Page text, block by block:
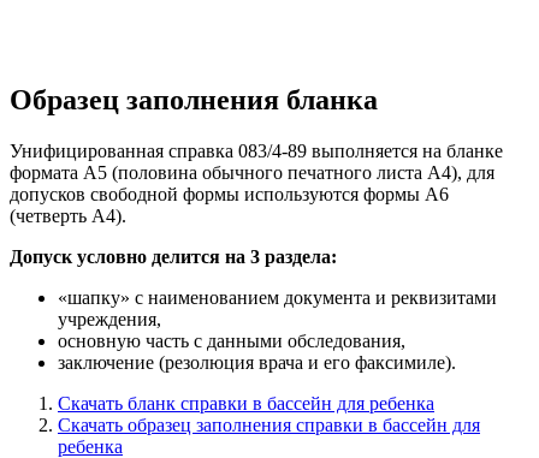
Образец заполнения бланка
Унифицированная справка 083/4-89 выполняется на бланке
формата A5 (половина обычного печатного листа A4), для
допусков свободной формы используются формы A6
(четверть A4).
Допуск условно делится на 3 раздела:
«шапку» с наименованием документа и реквизитами
учреждения,
основную часть с данными обследования,
заключение (резолюция врача и его факсимиле).
Скачать бланк справки в бассейн для ребенка
Скачать образец заполнения справки в бассейн для
ребенка